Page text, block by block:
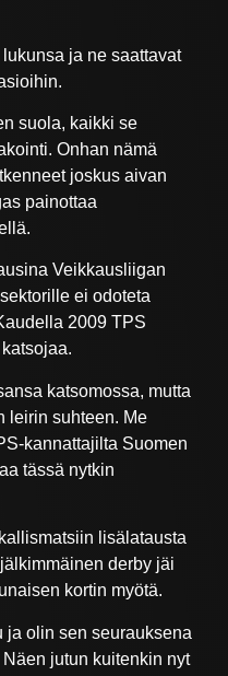
ja ne saattavat
suola, kaikki se
Onhan nämä
joskus aivan
painottaa
Veikkausliigan
ei odoteta
2009 TPS
katsomossa, mutta
leirin suhteen. Me
kannattajilta Suomen
tässä nytkin
lisälatausta
derby jäi
kortin myötä.
ja olin sen seurauksena
jutun kuitenkin nyt